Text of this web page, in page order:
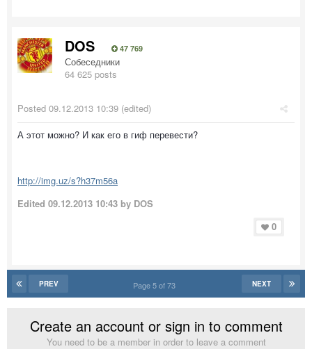
DOS 47 769
Собеседники
64 625 posts
Posted 09.12.2013 10:39 (edited)
А этот можно? И как его в гиф перевести?
http://img.uz/s?h37m56a
Edited 09.12.2013 10:43 by DOS
0
PREV NEXT
Page 5 of 73
Create an account or sign in to comment
You need to be a member in order to leave a comment